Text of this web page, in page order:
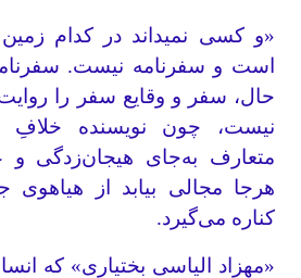
«و کسی نمیداند در کدام
است و سفرنامه نیست.
حال، سفر و وقایع سفر را
نیست، چون نویسنده خلافِ
متعارف به‌جای هیجان‌زدگی و
هرجا مجالی بیابد از
کناره می‌گیرد.
«مهزاد الیاسی بختیاری» که